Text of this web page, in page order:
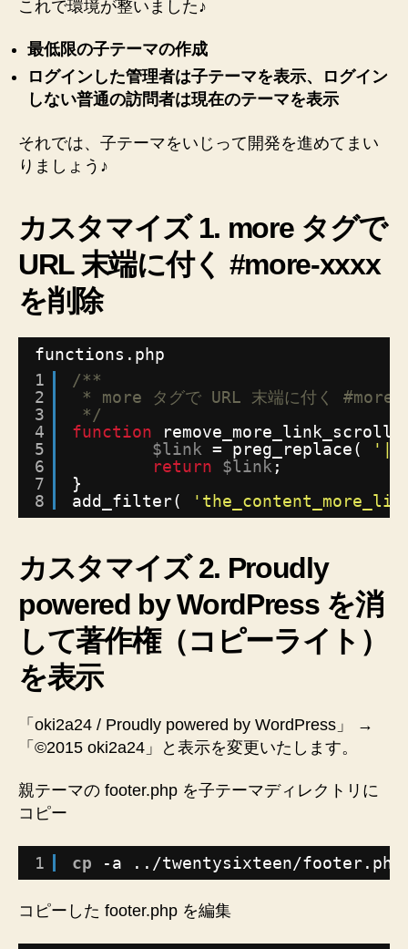
これで環境が整いました♪
最低限の子テーマの作成
ログインした管理者は子テーマを表示、ログイン
しない普通の訪問者は現在のテーマを表示
それでは、子テーマをいじって開発を進めてまい
りましょう♪
カスタマイズ 1. more タグで
URL 末端に付く #more-xxxx
を削除
functions.php
1
2
3
4
5
6
7
8
/**
* more タグで URL 末端に付く #more-
*/
function
$link = preg_replace(
return
$link ;
}
add_filter(
カスタマイズ 2. Proudly
powered by WordPress を消
して著作権（コピーライト）
を表示
「oki2a24 / Proudly powered by WordPress」 →
「©2015 oki2a24」と表示を変更いたします。
親テーマの footer.php を子テーマディレクトリに
コピー
1 cp -a .. /twentysixteen/footer
コピーした footer.php を編集